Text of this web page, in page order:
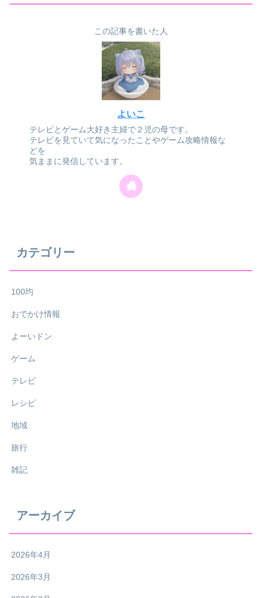
この記事を書いた人
よいこ
テレビとゲーム大好き主婦で２児の母です。
テレビを見ていて気になったことやゲーム攻略情報な
どを
気ままに発信しています。
カテゴリー
100均
おでかけ情報
よーいドン
ゲーム
テレビ
レシピ
地域
旅行
雑記
アーカイブ
2026年4月
2026年3月